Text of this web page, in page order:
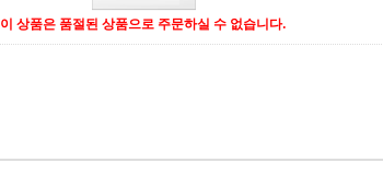
이 상품은 품절된 상품으로 주문하실 수 없습니다.